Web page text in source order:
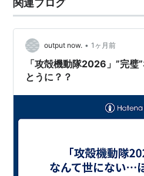
る 士郎正宗を作るには | 日経サ
前「パズルの国のアリス」の
関連ブログ
output now. • 1ヶ月前
「攻殻機動隊2026」”完
とうに？？